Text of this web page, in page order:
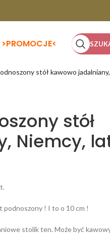
>PROMOCJE<
stół kawowo
stół
Niemcy,
podnoszony ! I to o 10 cm !
stolik ten. Może być